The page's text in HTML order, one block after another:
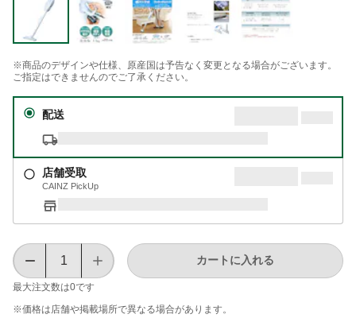
※商品のデザインや仕様、原産国は予告なく変更となる場合がございます。
ご指定はできませんのでご了承ください。
配送
店舗受取
CAINZ PickUp
最大注文数は0です
カートに入れる
※価格は​店舗や​掲載場所で​異なる​場合が​あります。